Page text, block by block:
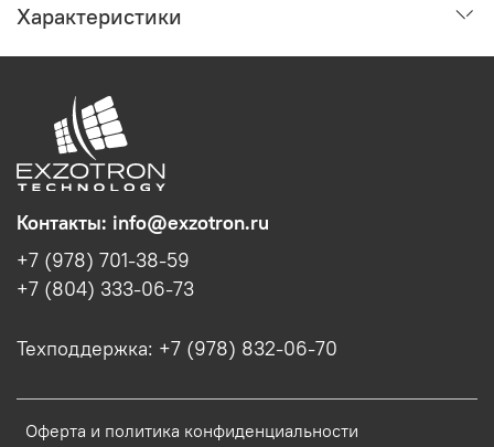
Характеристики
Оферта и политика конфиденциальности
Контакты: info@exzotron.ru
+7 (978) 701-38-59
+7 (804) 333-06-73
Техподдержка: +7 (978) 832-06-70